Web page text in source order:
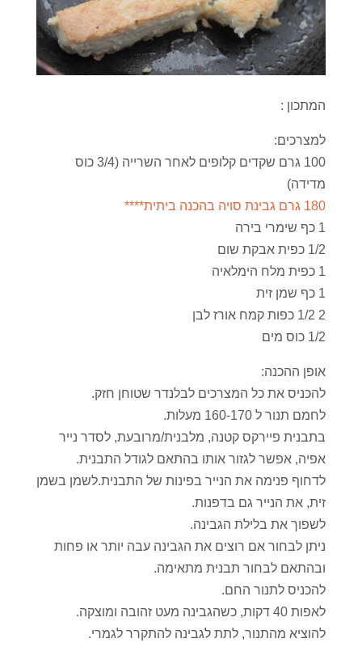
המתכון :
למצרכים:
100 גרם שקדים קלופים לאחר השרייה (3/4 כוס
מדידה)
180 גרם גבינת סויה בהכנה ביתית****
1 כף שימרי בירה
1/2 כפית אבקת שום
1 כפית מלח הימלאיה
1 כף שמן זית
2 1/2 כפות קמח אורז לבן
1/2 כוס מים
אופן ההכנה:
להכניס את כל המצרכים לבלנדר שטוחן חזק.
לחמם תנור ל 160-170 מעלות.
בתבנית פיירקס קטנה, מלבנית/מרובעת, לסדר נייר
אפיה, אפשר לגזור אותו בהתאם לגודל התבנית.
לדחוף פנימה את הנייר בפינות של התבנית.לשמן בשמן
זית, את הנייר גם בדפנות.
לשפוך את בלילת הגבינה.
ניתן לבחור אם רוצים את הגבינה עבה יותר או פחות
ובהתאם לבחור תבנית מתאימה.
להכניס לתנור החם.
לאפות 40 דקות, כשהגבינה מעט זהובה ומוצקה.
להוציא מהתנור, לתת לגבינה להתקרר לגמרי.